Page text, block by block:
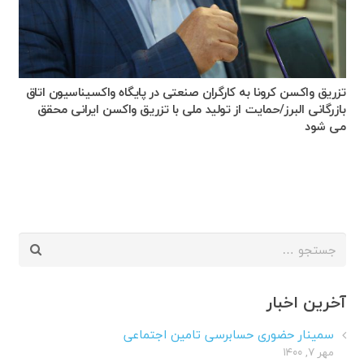
تزریق واکسن کرونا به کارگران صنعتی در پایگاه واکسیناسیون اتاق
بازرگانی البرز/حمایت از تولید ملی با تزریق واکسن ایرانی محقق
می شود
جستجو
آخرین اخبار
سمینار حضوری حسابرسی تامین اجتماعی
مهر ۷, ۱۴۰۰